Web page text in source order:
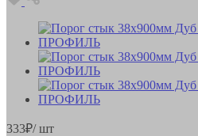
333₽/ шт